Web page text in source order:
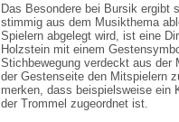
Das Besondere bei Bursik ergibt
stimmig aus dem Musikthema
Spielern abgelegt wird, ist eine
Holzstein mit einem
Stichbewegung verdeckt aus der
der Gestenseite den Mitspielern
merken, dass beispielsweise ein
der Trommel zugeordnet ist.